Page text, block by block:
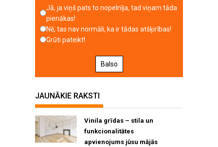
Jā, ja viņš pats to nopelnīja, tad viņam tāda
pienākas!
Nē, tas nav normāli, ka ir tādas atšķirības!
Grūti pateikt!
Balso
JAUNĀKIE RAKSTI
Vinila grīdas – stila un
funkcionalitātes
apvienojums jūsu mājās